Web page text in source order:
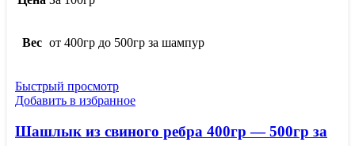
Вес от 400гр до 500гр за шампур
Быстрый просмотр
Добавить в избранное
Шашлык из свиного ребра 400гр — 500гр за